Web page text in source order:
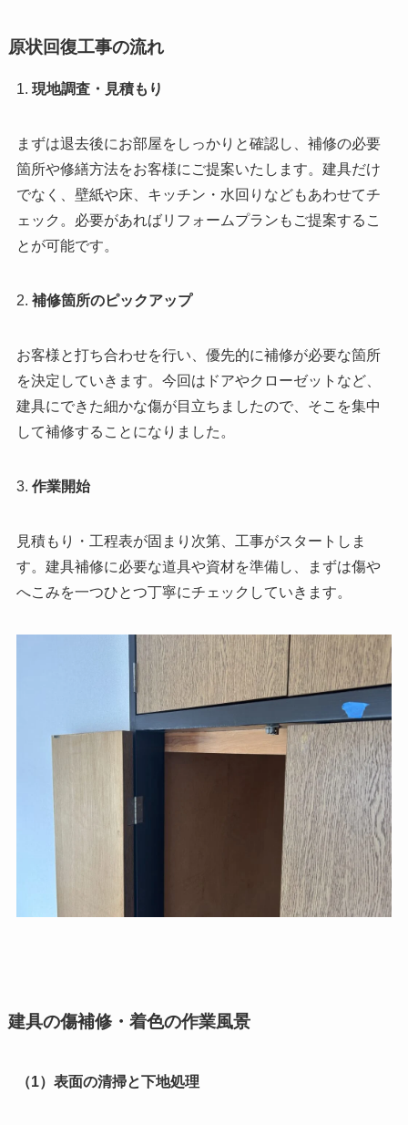
原状回復工事の流れ
1. 現地調査・見積もり
まずは退去後にお部屋をしっかりと確認し、補修の必要
箇所や修繕方法をお客様にご提案いたします。建具だけ
でなく、壁紙や床、キッチン・水回りなどもあわせてチ
ェック。必要があればリフォームプランもご提案するこ
とが可能です。
2. 補修箇所のピックアップ
お客様と打ち合わせを行い、優先的に補修が必要な箇所
を決定していきます。今回はドアやクローゼットなど、
建具にできた細かな傷が目立ちましたので、そこを集中
して補修することになりました。
3. 作業開始
見積もり・工程表が固まり次第、工事がスタートしま
す。建具補修に必要な道具や資材を準備し、まずは傷や
へこみを一つひとつ丁寧にチェックしていきます。
建具の傷補修・着色の作業風景
（1）表面の清掃と下地処理